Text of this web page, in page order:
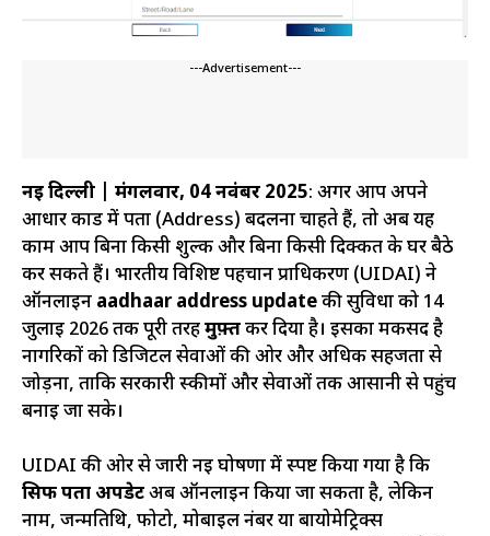
---Advertisement---
नई दिल्ली | मंगलवार, 04 नवंबर 2025: अगर आप अपने
आधार कार्ड में पता (Address) बदलना चाहते हैं, तो अब यह
काम आप बिना किसी शुल्क और बिना किसी दिक्कत के घर बैठे
कर सकते हैं। भारतीय विशिष्ट पहचान प्राधिकरण (UIDAI) ने
ऑनलाइन aadhaar address updateकी सुविधा को 14
जुलाई 2026 तक पूरी तरहमुफ़्तकर दिया है। इसका मकसद है
नागरिकों को डिजिटल सेवाओं की ओर और अधिक सहजता से
जोड़ना, ताकि सरकारी स्कीमों और सेवाओं तक आसानी से पहुंच
बनाई जा सके।
UIDAI की ओर से जारी नई घोषणा में स्पष्ट किया गया है कि
सिर्फ पता अपडेटअब ऑनलाइन किया जा सकता है, लेकिन
नाम, जन्मतिथि, फोटो, मोबाइल नंबर या बायोमेट्रिक्स